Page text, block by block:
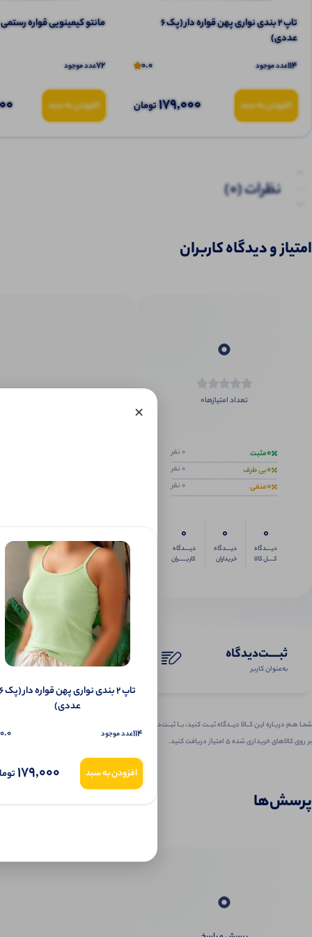
تاپ ۲ بندی نواری پهن قواره دار (پک 6
عددی)
114عدد موجود 0.0
افزودن به سبد 179,000تومان
مانتو کیمینویی قواره رستمی (پک
72عدد موجود
افزودن به سبد
نظرات (0)
امتیاز و دیدگاه کاربران
0
تعداد امتیازها0
0مثبت 0 نفر
0بی طرف 0 نفر
0منفی 0 نفر
0
دیــــدگاه
کــــل کالا
0
دیــــدگاه
خریداران
0
دیــــدگاه
کاربـــــران
ثبـــــت‌دیدگاه
به‌عنوان کاربر
شمـا هـم دربـاره ایـن کــالا دیــدگاه ثبــت کنید، بــا ثبــت‌دیـدگاه
بر روی کالاهای خریداری شده ۵ امتیاز دریافت کنید.
اگر این
پرسش‌ها
0
×
تاپ ۲ بندی نواری پهن قواره دار (پک 6
عددی)
114عدد موجود 0.0
افزودن به سبد 179,000